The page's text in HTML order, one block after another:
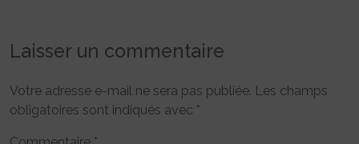
Laisser un commentaire
Votre adresse e-mail ne sera pas publiée. Les champs
obligatoires sont indiqués avec *